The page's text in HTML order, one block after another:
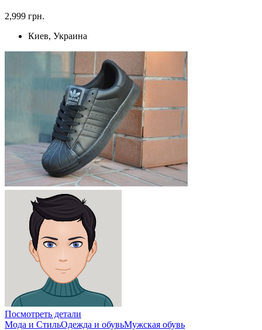
2,999 грн.
Киев, Украина
Посмотреть детали
Мода и СтильОдежда и обувьМужская обувь